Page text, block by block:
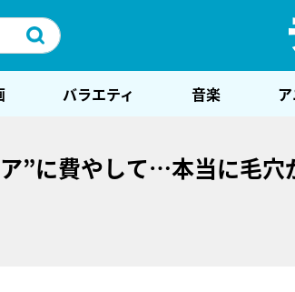
バラエティ 音楽
”に費やして…本当に毛穴